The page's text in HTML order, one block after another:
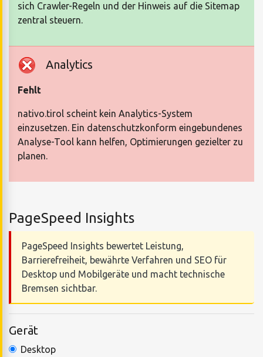
sich Crawler-Regeln und der Hinweis auf die Sitemap
zentral steuern.
Analytics
Fehlt
nativo.tirol scheint kein Analytics-System
einzusetzen. Ein datenschutzkonform eingebundenes
Analyse-Tool kann helfen, Optimierungen gezielter zu
planen.
PageSpeed Insights
PageSpeed Insights bewertet Leistung,
Barrierefreiheit, bewährte Verfahren und SEO für
Desktop und Mobilgeräte und macht technische
Bremsen sichtbar.
Gerät
Desktop